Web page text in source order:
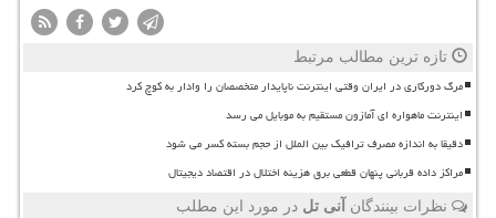
تازه ترین مطالب مرتبط
مرگ دورکاری در ایران وقتی اینترنت ناپایدار متخصصان را وادار به کوچ کرد
اینترنت ماهواره ای آمازون مستقیم به موبایل می رسد
دقیقا به اندازه مصرف ترافیک بین الملل از حجم بسته کسر می شود
مراکز داده قربانی پنهان قطعی برق هزینه اختلال در اقتصاد دیجیتال
نظرات بینندگان آنی تل در مورد این مطلب